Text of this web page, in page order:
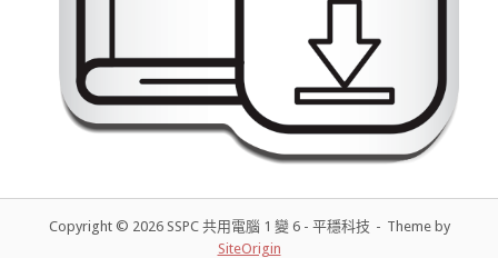
Copyright © 2026 SSPC 共用電腦 1 變 6 - 平穩科技
Theme by
SiteOrigin